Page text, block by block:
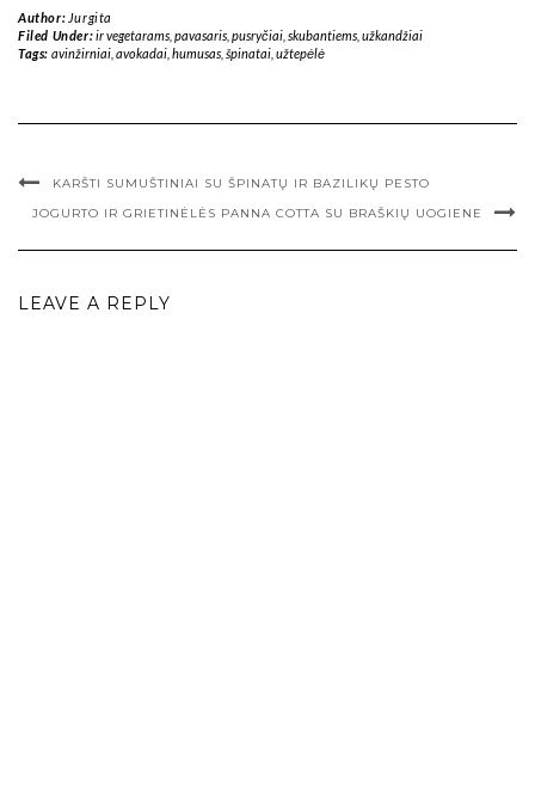
Author: Jurgita
Filed Under:ir vegetarams, pavasaris, pusryčiai, skubantiems, užkandžiai
Tags: avinžirniai, avokadai, humusas, špinatai, užtepėlė
KARŠTI SUMUŠTINIAI SU ŠPINATŲ IR BAZILIKŲ PESTO
JOGURTO IR GRIETINĖLĖS PANNA COTTA SU BRAŠKIŲ UOGIENE
LEAVE A REPLY